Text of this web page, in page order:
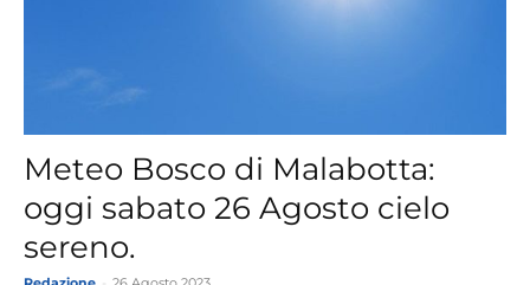
Meteo Bosco di Malabotta:
oggi sabato 26 Agosto cielo
sereno.